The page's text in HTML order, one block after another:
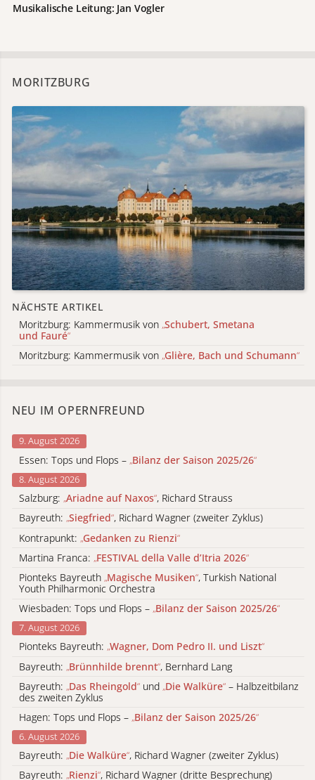
Musikalische Leitung: Jan Vogler
MORITZBURG
NÄCHSTE ARTIKEL
Moritzburg: Kammermusik von „Schubert, Smetana
und Fauré“
Moritzburg: Kammermusik von „Glière, Bach und Schumann“
NEU IM OPERNFREUND
9. August 2026
Essen: Tops und Flops – „Bilanz der Saison 2025/26“
8. August 2026
Salzburg: „Ariadne auf Naxos“, Richard Strauss
Bayreuth: „Siegfried“, Richard Wagner (zweiter Zyklus)
Kontrapunkt: „Gedanken zu Rienzi“
Martina Franca: „FESTIVAL della Valle d’Itria 2026“
Pionteks Bayreuth „Magische Musiken“, Turkish National
Youth Philharmonic Orchestra
Wiesbaden: Tops und Flops – „Bilanz der Saison 2025/26“
7. August 2026
Pionteks Bayreuth: „Wagner, Dom Pedro II. und Liszt“
Bayreuth: „Brünnhilde brennt“, Bernhard Lang
Bayreuth: „Das Rheingold“ und „Die Walküre“ – Halbzeitbilanz
des zweiten Zyklus
Hagen: Tops und Flops – „Bilanz der Saison 2025/26“
6. August 2026
Bayreuth: „Die Walküre“, Richard Wagner (zweiter Zyklus)
Bayreuth: „Rienzi“, Richard Wagner (dritte Besprechung)